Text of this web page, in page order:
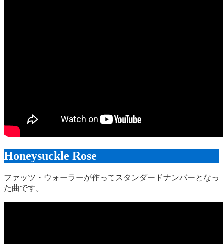
Honeysuckle Rose
ファッツ・ウォーラーが作ってスタンダードナンバーとなっ
た曲です。